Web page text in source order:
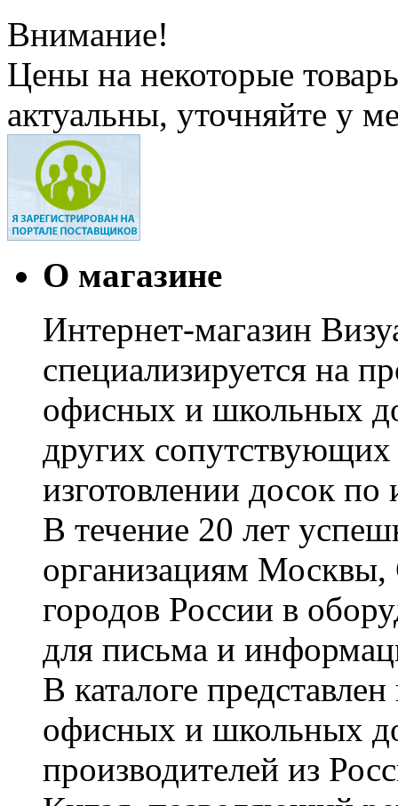
Внимание!
Цены на некоторые
актуальны, уточняйте у
О магазине
Интернет-магазин
специализируется на
офисных и школьных
других сопутствующих
изготовлении досок по
В течение 20 лет
организациям Москвы,
городов России в
для письма и
В каталоге
офисных и школьных
производителей из